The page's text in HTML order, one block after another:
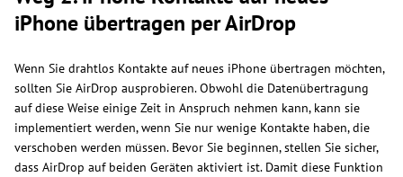
iPhone übertragen per AirDrop
Wenn Sie drahtlos Kontakte auf neues iPhone übertragen möchten,
sollten Sie AirDrop ausprobieren. Obwohl die Datenübertragung
auf diese Weise einige Zeit in Anspruch nehmen kann, kann sie
implementiert werden, wenn Sie nur wenige Kontakte haben, die
verschoben werden müssen. Bevor Sie beginnen, stellen Sie sicher,
dass AirDrop auf beiden Geräten aktiviert ist. Damit diese Funktion